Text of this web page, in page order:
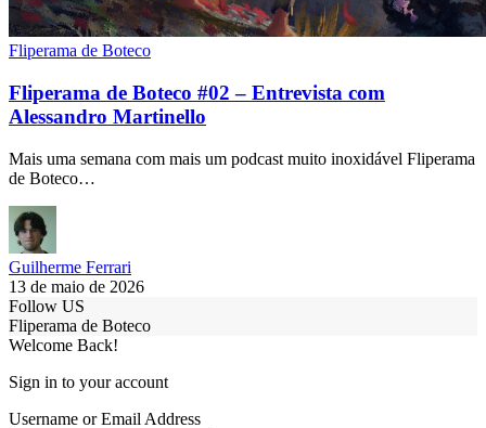
Fliperama de Boteco
Fliperama de Boteco #02 – Entrevista com
Alessandro Martinello
Mais uma semana com mais um podcast muito inoxidável Fliperama
de Boteco…
Guilherme Ferrari
13 de maio de 2026
Follow US
Fliperama de Boteco
Welcome Back!
Sign in to your account
Username or Email Address